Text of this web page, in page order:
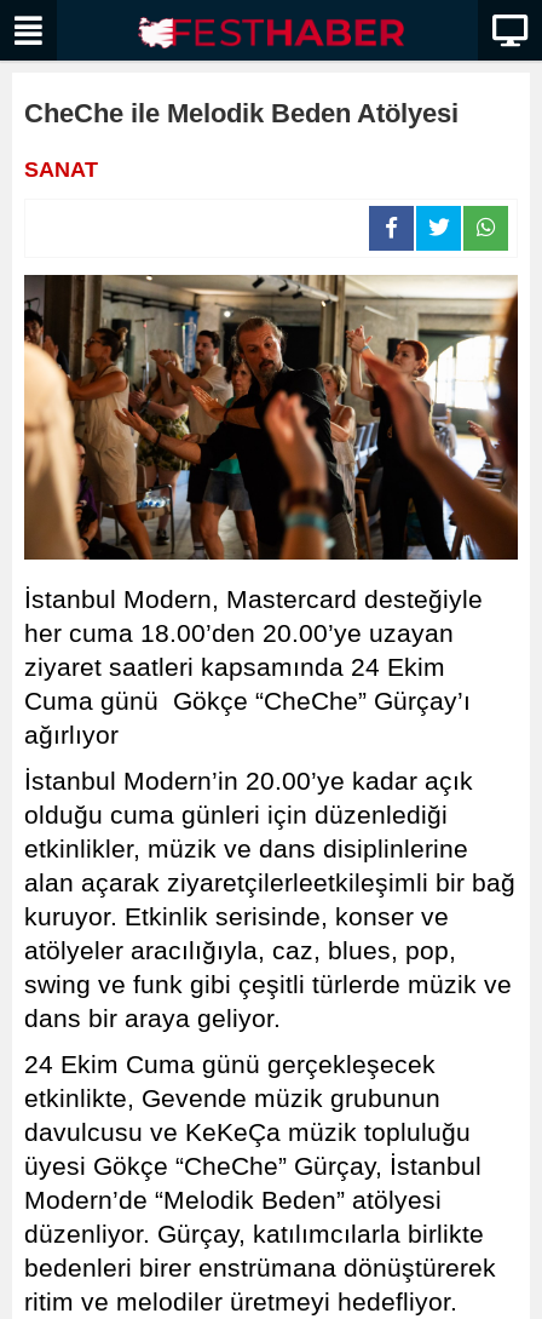
CheChe ile Melodik Beden Atölyesi
SANAT
İstanbul Modern, Mastercard desteğiyle
her cuma 18.00’den 20.00’ye uzayan
ziyaret saatleri kapsamında 24 Ekim
Cuma günü Gökçe “CheChe” Gürçay’ı
ağırlıyor
İstanbul Modern’in 20.00’ye kadar açık
olduğu cuma günleri için düzenlediği
etkinlikler, müzik ve dans disiplinlerine
alan açarak ziyaretçilerleetkileşimli bir bağ
kuruyor. Etkinlik serisinde, konser ve
atölyeler aracılığıyla, caz, blues, pop,
swing ve funk gibi çeşitli türlerde müzik ve
dans bir araya geliyor.
24 Ekim Cuma günü gerçekleşecek
etkinlikte, Gevende müzik grubunun
davulcusu ve KeKeÇa müzik topluluğu
üyesi Gökçe “CheChe” Gürçay, İstanbul
Modern’de “Melodik Beden” atölyesi
düzenliyor. Gürçay, katılımcılarla birlikte
bedenleri birer enstrümana dönüştürerek
ritim ve melodiler üretmeyi hedefliyor.